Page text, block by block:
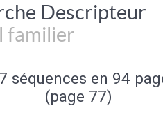
Descripteur
familier
séquences en 94
(page 77)